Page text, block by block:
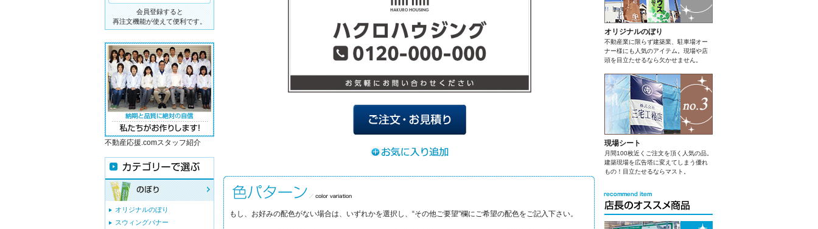
もし、お好みの配色がない場合は、いずれかを選択し、“その他ご要望"欄にご希望の配色をご記入下さい。
オリジナルのぼり
不動産業に限らず建築業、駐車場オー
ナー様にも人気のアイテム。現場や店
頭を目立たせるなら欠かせません。
現場シート
月間100枚近くご注文を頂く人気の品。
建築現場を広告塔に変えてしまう優れ
もの！目立たせるならマスト。
会員登録すると
再注文機能が使えて便利です。
不動産応援.comスタッフ紹介
オリジナルのぼり
スウィングバナー